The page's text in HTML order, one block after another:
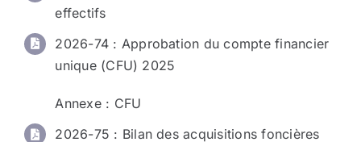
effectifs
2026-74 : Approbation du compte financier
unique (CFU) 2025
Annexe: CFU
2026-75 : Bilan des acquisitions foncières